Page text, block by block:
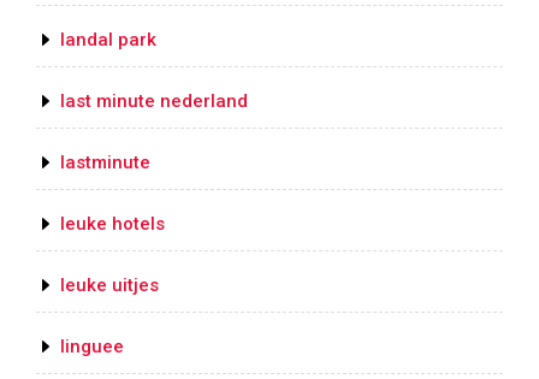
landal park
last minute nederland
lastminute
leuke hotels
leuke uitjes
linguee